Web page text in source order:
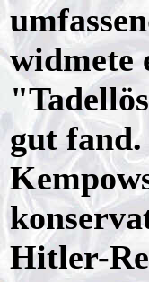
widmete
gut fand.
Hitler-